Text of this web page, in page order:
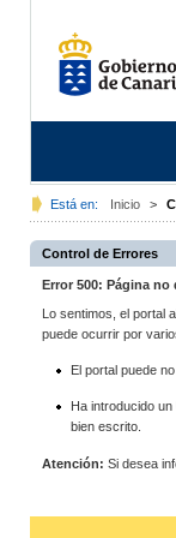
Está en: Inicio >
Control de Errores
Error 500: Página
Lo sentimos, el portal
puede ocurrir por
El portal puede
Ha introducido
bien escrito.
Atención: Si desea